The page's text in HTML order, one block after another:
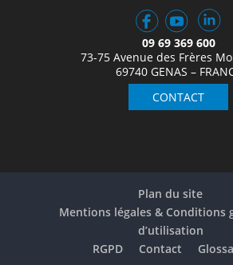
09 69 369 600
73-75 Avenue des Frères
69740 GENAS –
CONTACT
Plan du site
Mentions légales & Conditions
d’utilisation
RGPD
Contact